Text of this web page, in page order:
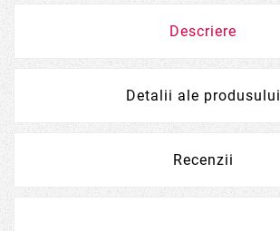
Descriere
Detalii ale produsului
Recenzii